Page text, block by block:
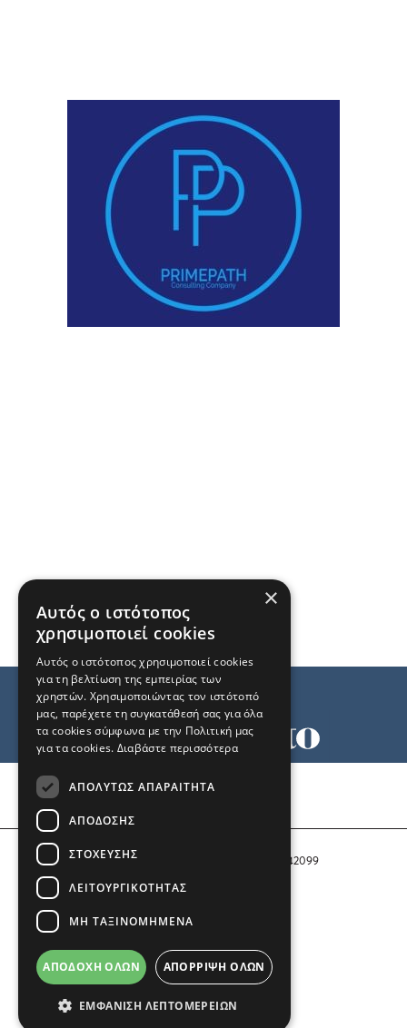
Αριθμός Πιστοποίησης Μ.Η.Τ. 242099
COPYRIGHT © 2026 Το Μανιφέστο
×
Αυτός ο ιστότοπος
χρησιμοποιεί cookies
Αυτός ο ιστότοπος χρησιμοποιεί cookies
για τη βελτίωση της εμπειρίας των
χρηστών. Χρησιμοποιώντας τον ιστότοπό
μας, παρέχετε τη συγκατάθεσή σας για όλα
τα cookies σύμφωνα με την Πολιτική μας
για τα cookies. Διαβάστε περισσότερα
ΑΠΟΛΎΤΩΣ ΑΠΑΡΑΊΤΗΤΑ
ΑΠΌΔΟΣΗΣ
ΣΤΌΧΕΥΣΗΣ
ΛΕΙΤΟΥΡΓΙΚΌΤΗΤΑΣ
ΜΗ ΤΑΞΙΝΟΜΗΜΈΝΑ
ΑΠΟΔΟΧΉ ΌΛΩΝ ΑΠΌΡΡΙΨΗ ΌΛΩΝ
ΕΜΦΆΝΙΣΗ ΛΕΠΤΟΜΕΡΕΙΏΝ